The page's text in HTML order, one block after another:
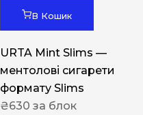
В Кошик
URTA Mint Slims —
ментолові сигарети
формату Slims
₴630 за блок